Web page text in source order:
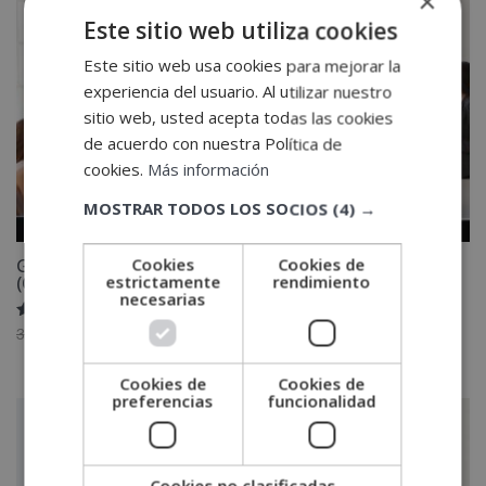
Gestión Administrativa de las Relaciones Laborales
(Con Estancias Formativas)
Valorado
con
3,880.00
original
3,880.00€.
El
actual
es:
1,940.00€.
Este sitio web utiliza cookies
Este sitio web usa cookies para mejorar la
experiencia del usuario. Al utilizar nuestro
sitio web, usted acepta todas las cookies
de acuerdo con nuestra Política de
cookies. Más información
MOSTRAR TODOS LOS SOCIOS (4) →
Cookies
estrictamente
necesarias
Cookies de
rendimiento
Cookies de
preferencias
Cookies de
funcionalidad